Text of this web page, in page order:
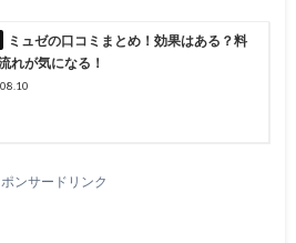
ミュゼの口コミまとめ！効果はある？料
れが気になる！
ポンサードリンク